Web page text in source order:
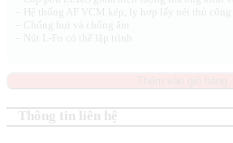
Thông tin liên hệ